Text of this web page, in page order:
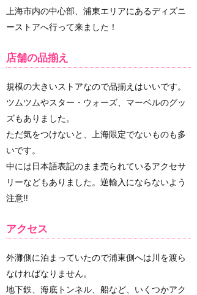
上海市内の中心部、浦東エリアにあるディズニ
ーストアへ行って来ました！
店舗の品揃え
規模の大きいストアなので品揃えはいいです。
ツムツムやスター・ウォーズ、マーベルのグッ
ズもありました。
ただ気をつけないと、上海限定でないものも多
いです。
中には日本語表記のまま売られているアクセサ
リーなどもありました。逆輸入にならないよう
注意‼
アクセス
外灘側に泊まっていたので浦東側へは川を渡ら
なければなりません。
地下鉄、海底トンネル、船など、いくつかアク